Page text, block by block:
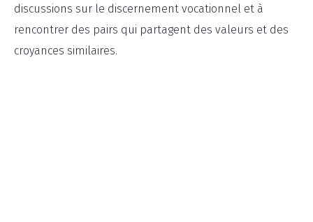
discussions sur le discernement vocationnel et à
rencontrer des pairs qui partagent des valeurs et des
croyances similaires.